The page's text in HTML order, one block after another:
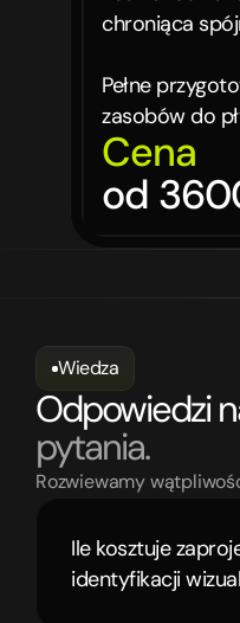
chroniąca
Pełne
zasobów do
Cena
od
Wiedza
Odpowiedzi
pytania.
Rozwiewamy
Ile kosztuje
identyfikacji